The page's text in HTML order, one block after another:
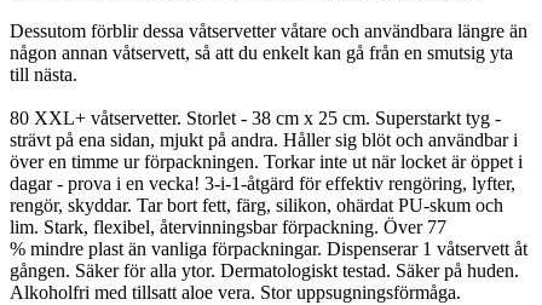
Dessutom förblir dessa våtservetter våtare och användbara längre än
någon annan våtservett, så att du enkelt kan gå från en smutsig yta
till nästa.
80 XXL+ våtservetter. Storlet - 38 cm x 25 cm. Superstarkt tyg -
strävt på ena sidan, mjukt på andra. Håller sig blöt och användbar i
över en timme ur förpackningen. Torkar inte ut när locket är öppet i
dagar - prova i en vecka! 3-i-1-åtgärd för effektiv rengöring, lyfter,
rengör, skyddar. Tar bort fett, färg, silikon, ohärdat PU-skum och
lim. Stark, flexibel, återvinningsbar förpackning. Över 77
% mindre plast än vanliga förpackningar. Dispenserar 1 våtservett åt
gången. Säker för alla ytor. Dermatologiskt testad. Säker på huden.
Alkoholfri med tillsatt aloe vera. Stor uppsugningsförmåga.